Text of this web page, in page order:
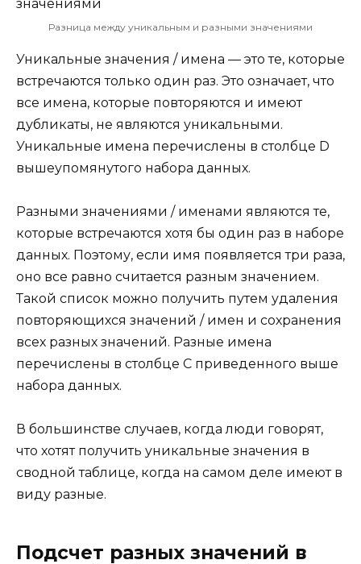
Разница между уникальным и разными значениями
Уникальные значения / имена — это те, которые
встречаются только один раз. Это означает, что
все имена, которые повторяются и имеют
дубликаты, не являются уникальными.
Уникальные имена перечислены в столбце D
вышеупомянутого набора данных.
Разными значениями / именами являются те,
которые встречаются хотя бы один раз в наборе
данных. Поэтому, если имя появляется три раза,
оно все равно считается разным значением.
Такой список можно получить путем удаления
повторяющихся значений / имен и сохранения
всех разных значений. Разные имена
перечислены в столбце C приведенного выше
набора данных.
В большинстве случаев, когда люди говорят,
что хотят получить уникальные значения в
сводной таблице, когда на самом деле имеют в
виду разные.
Подсчет разных значений в